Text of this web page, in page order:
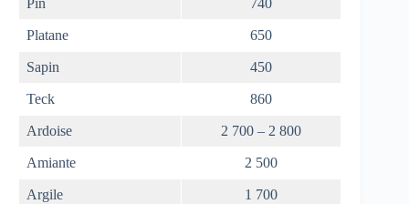
Pin 740
Platane 650
Sapin 450
Teck 860
Ardoise 2 700 – 2 800
Amiante 2 500
Argile 1 700